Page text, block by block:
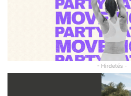
- Hirdetés -